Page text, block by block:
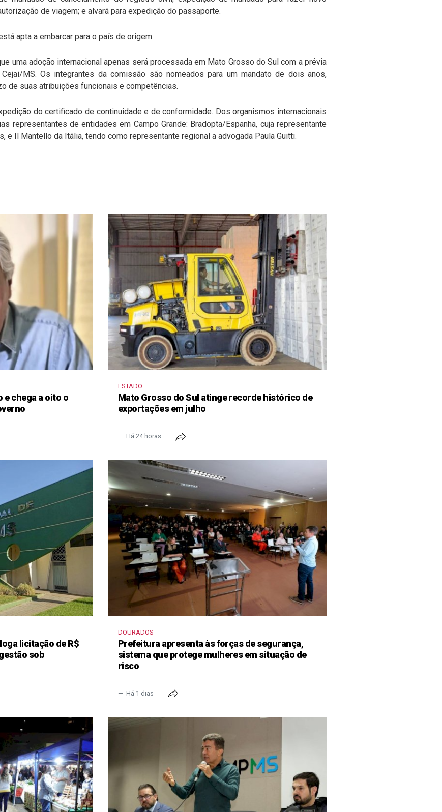
de viagem; e alvará para expedição do passaporte.
apta a embarcar para o país de origem.
uma adoção internacional apenas será processada em Mato Grosso do Sul com a prévia
MS. Os integrantes da comissão são nomeados para um mandato de dois anos,
de suas atribuições funcionais e competências.
do certificado de continuidade e de conformidade. Dos organismos internacionais
representantes de entidades em Campo Grande: Bradopta/Espanha, cuja representante
e Il Mantello da Itália, tendo como representante regional a advogada Paula Guitti.
e chega a oito o
ESTADO
Mato Grosso do Sul atinge recorde histórico de
exportações em julho
Há 24 horas
licitação de R$
sob
DOURADOS
Prefeitura apresenta às forças de segurança,
sistema que protege mulheres em situação de
risco
Há 1 dias